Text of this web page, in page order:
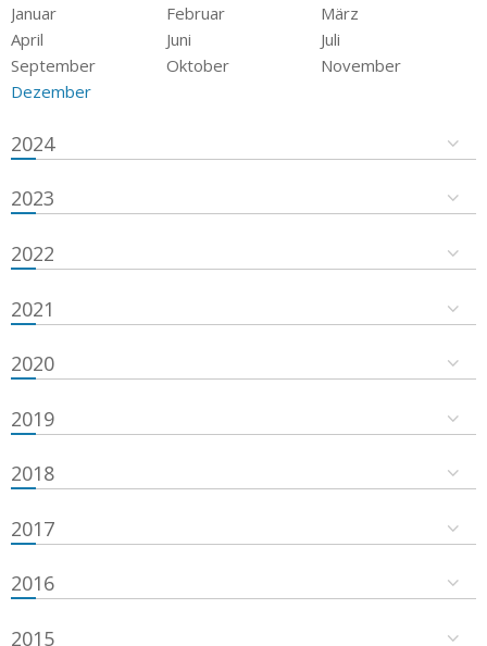
Januar Februar
März
April
Juni
Juli
September
Oktober
November
Dezember
2024
2023
2022
2021
2020
2019
2018
2017
2016
2015